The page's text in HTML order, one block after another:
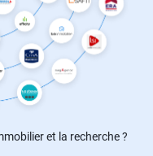
et la recherche ?